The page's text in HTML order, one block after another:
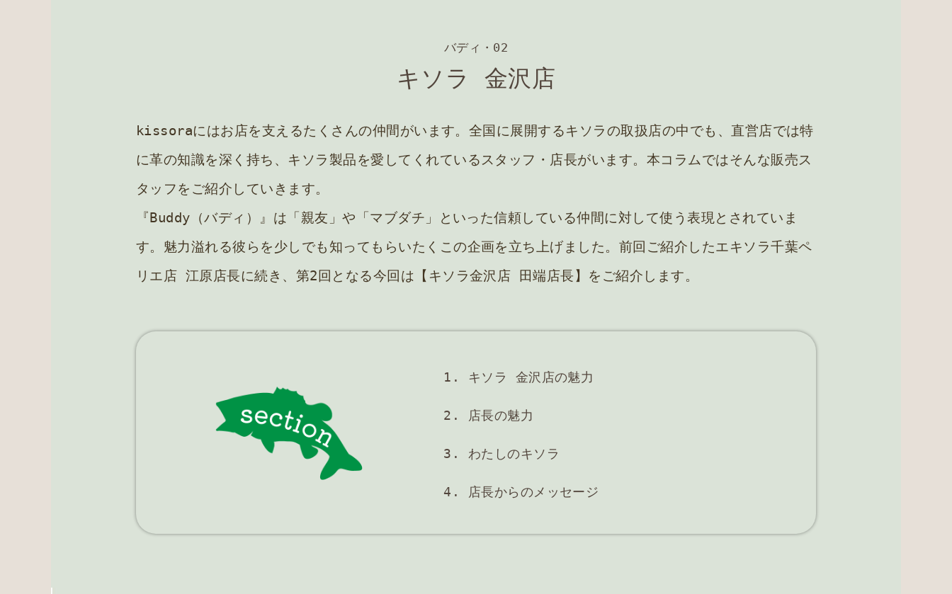
バディ・02
キソラ 金沢店
kissoraにはお店を支えるたくさんの仲間がいます。全国に展開するキソラの取扱店の中でも、直営店では特
に革の知識を深く持ち、キソラ製品を愛してくれているスタッフ・店長がいます。本コラムではそんな販売ス
タッフをご紹介していきます。
『Buddy（バディ）』は「親友」や「マブダチ」といった信頼している仲間に対して使う表現とされていま
す。魅力溢れる彼らを少しでも知ってもらいたくこの企画を立ち上げました。前回ご紹介したエキソラ千葉ペ
リエ店 江原店長に続き、第2回となる今回は【キソラ金沢店 田端店長】をご紹介します。
1. キソラ 金沢店の魅力
2. 店長の魅力
3. わたしのキソラ
4. 店長からのメッセージ